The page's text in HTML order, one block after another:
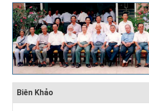
Biên Khảo